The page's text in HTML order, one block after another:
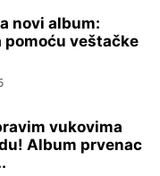
novi album:
pomoću veštačke
vukovima
Album prvenac